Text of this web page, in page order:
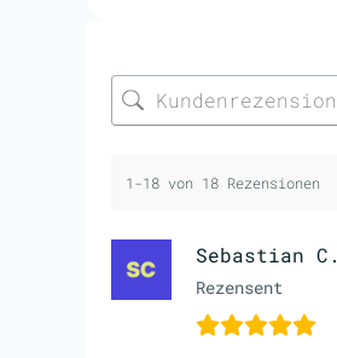
1-18 von 18 Rezensionen
Sebastian C.
Rezensent